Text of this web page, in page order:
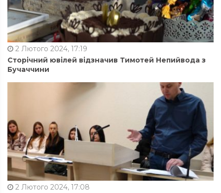
2 Лютого 2024, 17:19
Сторічний ювілей відзначив Тимотей Непийвода з
Бучаччини
2 Лютого 2024, 17:08